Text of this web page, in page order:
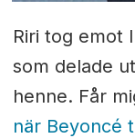
Riri tog emot
som delade
henne. Får
när Beyoncé